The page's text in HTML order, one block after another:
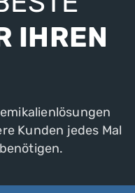
IHREN
Kunden jedes Mal